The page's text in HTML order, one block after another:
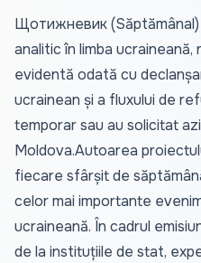
Щотижневик
analitic în limba
evidentă odată cu
ucrainean și a fluxului de
temporar sau au solicitat
Moldova.Autoarea
fiecare sfârșit de
celor mai importante
ucraineană. În cadrul
de la instituțiile de stat,